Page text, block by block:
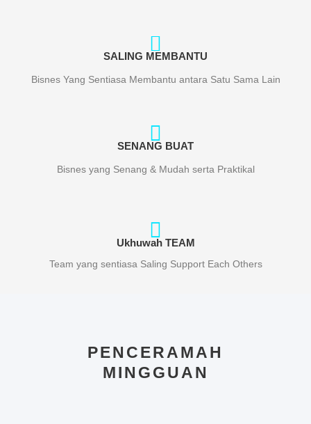
SALING MEMBANTU
Bisnes Yang Sentiasa Membantu antara Satu Sama Lain
SENANG BUAT
Bisnes yang Senang & Mudah serta Praktikal
Ukhuwah TEAM
Team yang sentiasa Saling Support Each Others
PENCERAMAH
MINGGUAN